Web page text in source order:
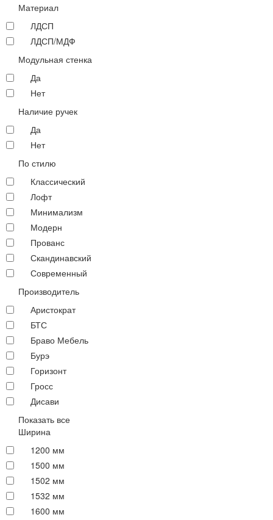
Материал
ЛДСП
ЛДСП/МДФ
Модульная стенка
Да
Нет
Наличие ручек
Да
Нет
По стилю
Классический
Лофт
Минимализм
Модерн
Прованс
Скандинавский
Современный
Производитель
Аристократ
БТС
Браво Мебель
Бурэ
Горизонт
Гросс
Дисави
Показать все
Ширина
1200 мм
1500 мм
1502 мм
1532 мм
1600 мм